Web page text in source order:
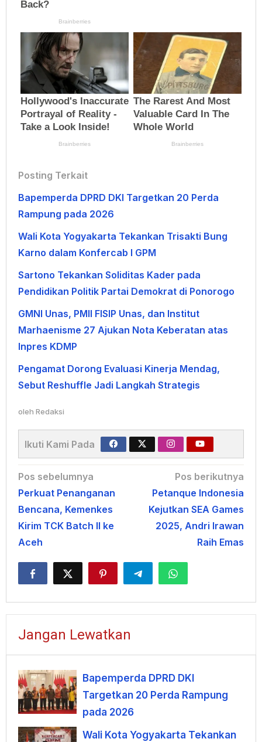
Posting Terkait
Bapemperda DPRD DKI Targetkan 20 Perda
Rampung pada 2026
Wali Kota Yogyakarta Tekankan Trisakti Bung
Karno dalam Konfercab I GPM
Sartono Tekankan Soliditas Kader pada
Pendidikan Politik Partai Demokrat di Ponorogo
GMNI Unas, PMII FISIP Unas, dan Institut
Marhaenisme 27 Ajukan Nota Keberatan atas
Inpres KDMP
Pengamat Dorong Evaluasi Kinerja Mendag,
Sebut Reshuffle Jadi Langkah Strategis
oleh Redaksi
Ikuti Kami Pada
Navigasi
pos
Pos sebelumnya
Perkuat Penanganan
Bencana, Kemenkes
Kirim TCK Batch II ke
Aceh
Pos berikutnya
Petanque Indonesia
Kejutkan SEA Games
2025, Andri Irawan
Raih Emas
Jangan Lewatkan
Bapemperda DPRD DKI
Targetkan 20 Perda Rampung
pada 2026
Wali Kota Yogyakarta Tekankan